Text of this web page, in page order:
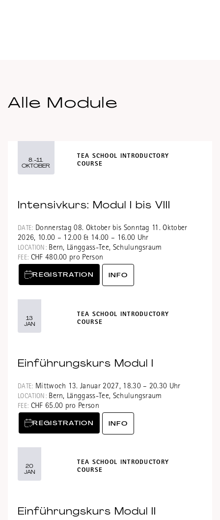
Alle Module
8.-11.
OKTOBER
TEA SCHOOL INTRODUCTORY
COURSE
Intensivkurs: Modul I bis VIII
DATE: Donnerstag 08. Oktober bis Sonntag 11. Oktober
2026, 10.00 – 12.00 & 14.00 – 16.00 Uhr
LOCATION:Bern, Länggass-Tee, Schulungsraum
FEE: CHF 480.00 pro Person
REGISTRATION INFO
13
JAN
TEA SCHOOL INTRODUCTORY
COURSE
Einführungskurs Modul I
DATE: Mittwoch 13. Januar 2027, 18.30 – 20.30 Uhr
LOCATION:Bern, Länggass-Tee, Schulungsraum
FEE: CHF 65.00 pro Person
REGISTRATION INFO
20
JAN
TEA SCHOOL INTRODUCTORY
COURSE
Einführungskurs Modul II